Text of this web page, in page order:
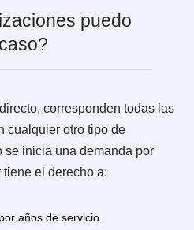
es superior a la cifra
no tendrá ninguna
del Trabajo
o es solo un
la Inspección del